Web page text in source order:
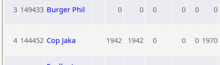
3 149433 Burger Phil 0 0 0 0 0 0
4 144452 Cop Jaka 1942 1942 0 0 0 1970